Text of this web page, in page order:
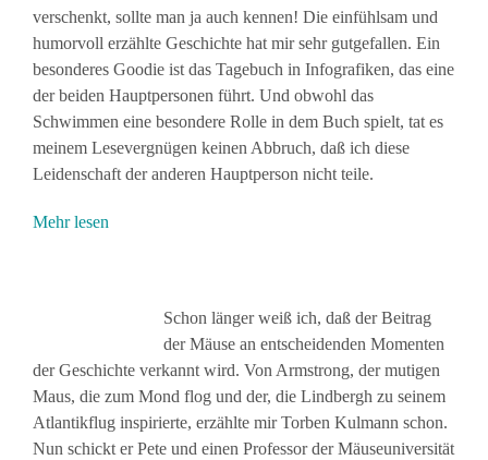
verschenkt, sollte man ja auch kennen! Die einfühlsam und
humorvoll erzählte Geschichte hat mir sehr gutgefallen. Ein
besonderes Goodie ist das Tagebuch in Infografiken, das eine
der beiden Hauptpersonen führt. Und obwohl das
Schwimmen eine besondere Rolle in dem Buch spielt, tat es
meinem Lesevergnügen keinen Abbruch, daß ich diese
Leidenschaft der anderen Hauptperson nicht teile.
Mehr lesen
Schon länger weiß ich, daß der Beitrag
der Mäuse an entscheidenden Momenten
der Geschichte verkannt wird. Von Armstrong, der mutigen
Maus, die zum Mond flog und der, die Lindbergh zu seinem
Atlantikflug inspirierte, erzählte mir Torben Kulmann schon.
Nun schickt er Pete und einen Professor der Mäuseuniversität